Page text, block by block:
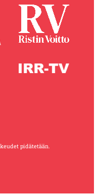
pidätetään.